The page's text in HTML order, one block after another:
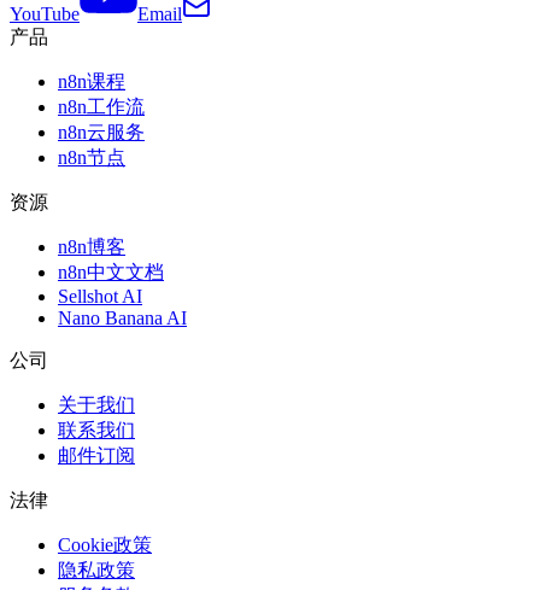
YouTube
Email
产品
n8n课程
n8n工作流
n8n云服务
n8n节点
资源
n8n博客
n8n中文文档
Sellshot AI
Nano Banana AI
公司
关于我们
联系我们
邮件订阅
法律
Cookie政策
隐私政策